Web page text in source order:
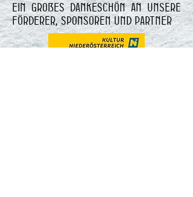
Ein großes Dankeschön an unsere
Förderer, Sponsoren und Partner